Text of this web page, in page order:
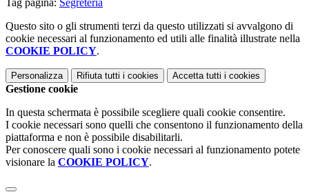
Tag pagina: Segreteria
Questo sito o gli strumenti terzi da questo utilizzati si avvalgono di
cookie necessari al funzionamento ed utili alle finalità illustrate nella
COOKIE POLICY.
Personalizza Rifiuta tutti i cookies Accetta tutti i cookies
Gestione cookie
In questa schermata è possibile scegliere quali cookie consentire.
I cookie necessari sono quelli che consentono il funzionamento della
piattaforma e non è possibile disabilitarli.
Per conoscere quali sono i cookie necessari al funzionamento potete
visionare la COOKIE POLICY.